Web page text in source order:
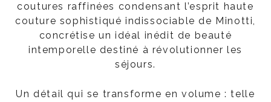
coutures raffinées condensant l’esprit haute
couture sophistiqué indissociable de Minotti,
concrétise un idéal inédit de beauté
intemporelle destiné à révolutionner les
séjours.
Un détail qui se transforme en volume : telle